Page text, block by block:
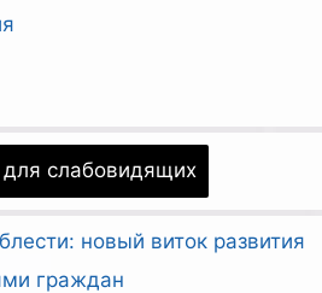
для слабовидящих
новый виток развития
граждан